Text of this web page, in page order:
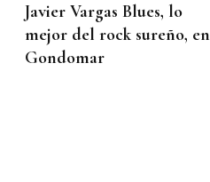
Javier Vargas Blues, lo
mejor del rock sureño, en
Gondomar